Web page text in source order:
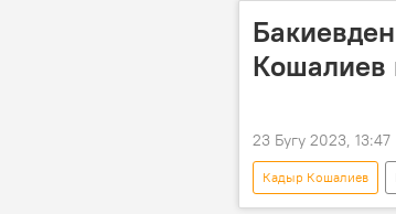
Кошалиев
23 Бугу 2023, 13:47
Кадыр Кошалиев